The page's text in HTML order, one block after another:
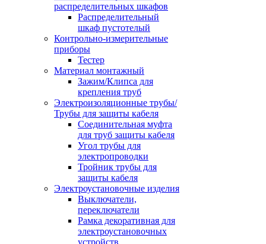
распределительных шкафов
Распределительный
шкаф пустотелый
Контрольно-измерительные
приборы
Тестер
Материал монтажный
Зажим/Клипса для
крепления труб
Электроизоляционные трубы/
Трубы для защиты кабеля
Соединительная муфта
для труб защиты кабеля
Угол трубы для
электропроводки
Тройник трубы для
защиты кабеля
Электроустановочные изделия
Выключатели,
переключатели
Рамка декоративная для
электроустановочных
устройств